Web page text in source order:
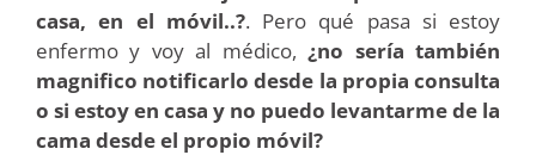
casa, en el móvil..?. Pero qué pasa si estoy
enfermo y voy al médico,¿no sería también
magnifico notificarlo desde la propia consulta
o si estoy en casa y no puedo levantarme de la
cama desde el propio móvil?